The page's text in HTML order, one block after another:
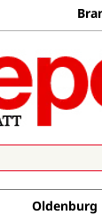
Oldenburg